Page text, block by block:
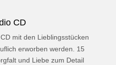
CD
mit den Lieblingsstücken
erworben werden. 15
und Liebe zum Detail